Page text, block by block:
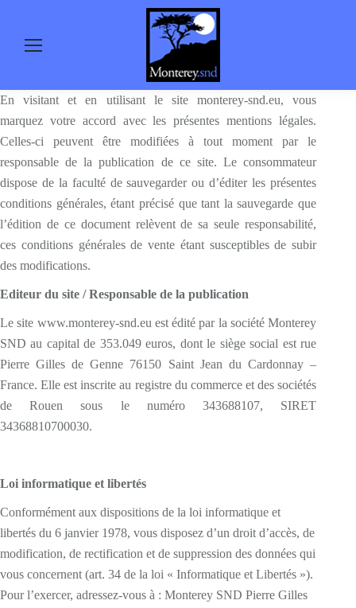
En visitant et en utilisant le site monterey-snd.eu, vous
marquez votre accord avec les présentes mentions légales.
Celles-ci peuvent être modifiées à tout moment par le
responsable de la publication de ce site. Le consommateur
dispose de la faculté de sauvegarder ou d’éditer les présentes
conditions générales, étant précisé que tant la sauvegarde que
l’édition de ce document relèvent de sa seule responsabilité,
ces conditions générales de vente étant susceptibles de subir
des modifications.
Editeur du site / Responsable de la publication
Le site www.monterey-snd.eu est édité par la société Monterey
SND au capital de 353.049 euros, dont le siège social est rue
Pierre Gilles de Genne 76150 Saint Jean du Cardonnay –
France. Elle est inscrite au registre du commerce et des sociétés
de Rouen sous le numéro 343688107, SIRET
34368810700030.
Loi informatique et libertés
Conformément aux dispositions de la loi informatique et
libertés du 6 janvier 1978, vous disposez d’un droit d’accès, de
modification, de rectification et de suppression des données qui
vous concernent (art. 34 de la loi « Informatique et Libertés »).
Pour l’exercer, adressez-vous à : Monterey SND Pierre Gilles